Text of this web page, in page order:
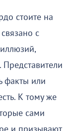
стоите на
с
факты или
К тому же
сами